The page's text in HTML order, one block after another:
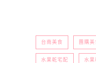
台南美食 團購美
水果乾宅配 水果